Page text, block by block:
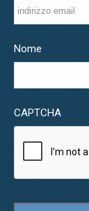
Nome
CAPTCHA